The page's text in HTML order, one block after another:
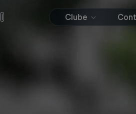
Clube